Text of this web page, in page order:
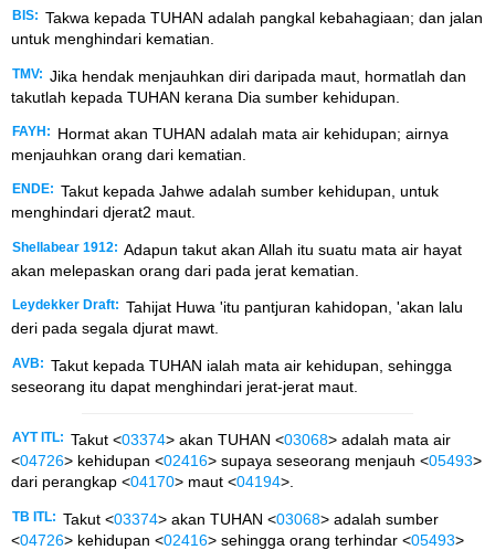
BIS: Takwa kepada TUHAN adalah pangkal kebahagiaan; dan jalan
untuk menghindari kematian.
TMV: Jika hendak menjauhkan diri daripada maut, hormatlah dan
takutlah kepada TUHAN kerana Dia sumber kehidupan.
FAYH:
Hormat akan TUHAN adalah mata air kehidupan; airnya
menjauhkan orang dari kematian.
ENDE: Takut kepada Jahwe adalah sumber kehidupan, untuk
menghindari djerat2 maut.
Shellabear 1912: Adapun takut akan Allah itu suatu mata air hayat
akan melepaskan orang dari pada jerat kematian.
Leydekker Draft: Tahijat Huwa 'itu pantjuran kahidopan, 'akan lalu
deri pada segala djurat mawt.
AVB: Takut kepada TUHAN ialah mata air kehidupan, sehingga
seseorang itu dapat menghindari jerat-jerat maut.
AYT ITL: Takut <03374> akan TUHAN <03068> adalah mata air
<04726> kehidupan <02416> supaya seseorang menjauh <05493>
dari perangkap <04170> maut <04194>.
TB ITL: Takut <03374> akan TUHAN <03068> adalah sumber
<04726> kehidupan <02416> sehingga orang terhindar <05493>